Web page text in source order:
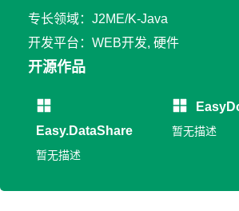
专长领域：J2ME/K-Java
开发平台：WEB开发, 硬件
开源作品
Easy.DataShare
暂无描述
暂无描述